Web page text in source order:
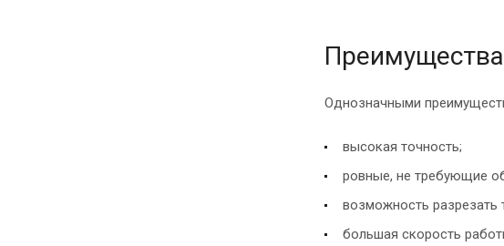
Однозначными
высокая точность;
ровные, не требующие
возможность разрезать
большая скорость